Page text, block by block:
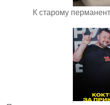
К старому